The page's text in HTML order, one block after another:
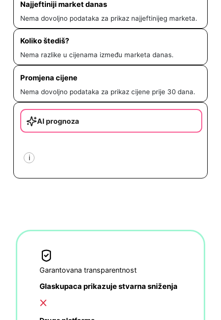
Najjeftiniji market danas
Nema dovoljno podataka za prikaz najjeftinijeg marketa.
Koliko štediš?
Nema razlike u cijenama između marketa danas.
Promjena cijene
Nema dovoljno podataka za prikaz cijene prije 30 dana.
AI prognoza
i
Garantovana transparentnost
Glaskupaca prikazuje stvarna sniženja